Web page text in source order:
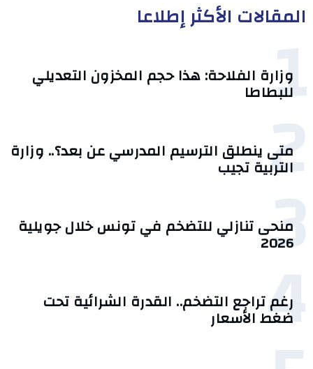
المقالات الأكثر إطلاعا
1
وزارة الفلاحة: هذا حجم المخزون التعديلي
للبطاطا
2
متى ينطلق الترسيم المدرسي عن بعد؟.. وزارة
التربية تجيب
3 منحى تنازلي ‎للتضخم في تونس خلال جويلية
2026‎
4
رغم تراجع التضخم.. القدرة الشرائية تحت
ضغط الأسعار